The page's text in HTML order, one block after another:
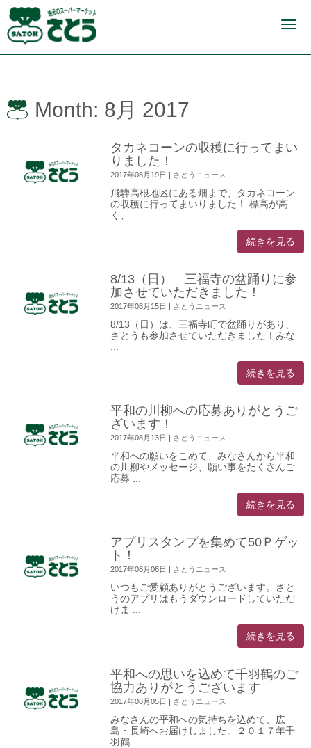
N
i
Month: 8月 2017
タカネコーンの収穫に行ってまい
りました！
2017年08月19日 | さとうニュース
飛騨高根地区にある畑まで、タカネコーン
の収穫に行ってまいりました！ 標高が高
く、 ...
続きを見る
8/13（日） 三福寺の盆踊りに参
加させていただきました！
2017年08月15日 | さとうニュース
8/13（日）は、三福寺町で盆踊りがあり、
さとうも参加させていただきました！みな
...
続きを見る
平和の川柳への応募ありがとうご
ざいます！
2017年08月13日 さとうニュース
平和への願いをこめて、みなさんから平和
の川柳やメッセージ、願い事をたくさんご
応募 ...
続きを見る
アプリスタンプを集めて50Ｐゲッ
ト！
2017年08月06日 さとうニュース
いつもご愛顧ありがとうございます。さと
うのアプリはもうダウンロードしていただ
けま ...
続きを見る
平和への思いを込めて千羽鶴のご
協力ありがとうございます
2017年08月05日 | さとうニュース
みなさんの平和への気持ちを込めて、広
島・長崎へお届けしました。２０１７年千
羽鶴 ...